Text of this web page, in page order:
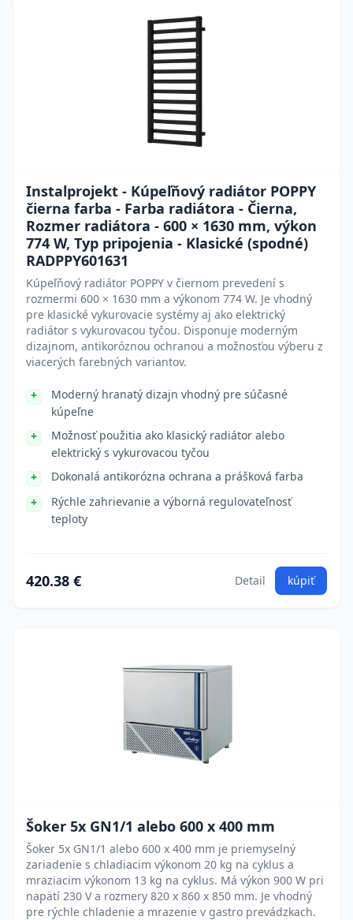
Instalprojekt - Kúpeľňový radiátor POPPY
čierna farba - Farba radiátora - Čierna,
Rozmer radiátora - 600 × 1630 mm, výkon
774 W, Typ pripojenia - Klasické (spodné)
RADPPY601631
Kúpeľňový radiátor POPPY v čiernom prevedení s
rozmermi 600 × 1630 mm a výkonom 774 W. Je vhodný
pre klasické vykurovacie systémy aj ako elektrický
radiátor s vykurovacou tyčou. Disponuje moderným
dizajnom, antikoróznou ochranou a možnosťou výberu z
viacerých farebných variantov.
Moderný hranatý dizajn vhodný pre súčasné
kúpeľne
Možnosť použitia ako klasický radiátor alebo
elektrický s vykurovacou tyčou
Dokonalá antikorózna ochrana a prášková farba
Rýchle zahrievanie a výborná regulovateľnosť
teploty
420.38 € Detail kúpiť
Šoker 5x GN1/1 alebo 600 x 400 mm
Šoker 5x GN1/1 alebo 600 x 400 mm je priemyselný
zariadenie s chladiacim výkonom 20 kg na cyklus a
mraziacim výkonom 13 kg na cyklus. Má výkon 900 W pri
napätí 230 V a rozmery 820 x 860 x 850 mm. Je vhodný
pre rýchle chladenie a mrazenie v gastro prevádzkach.